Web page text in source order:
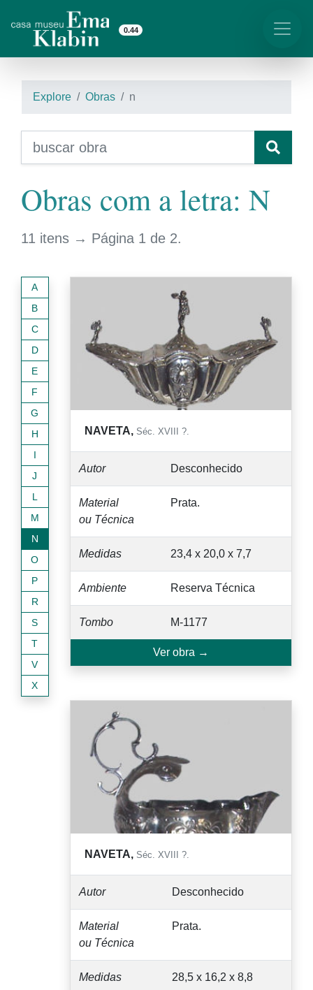
0.44
Explore Obras n
Obras com a letra: N
11 itens → Página 1 de 2.
A
B
C
D
E
F
G
H
I
J
L
M
N
O
P
R
S
T
V
X
NAVETA, Séc. XVIII ?.
Autor Desconhecido
Material
ou Técnica
Prata.
Medidas 23,4 x 20,0 x 7,7
Ambiente Reserva Técnica
Tombo M-1177
Ver obra →
NAVETA, Séc. XVIII ?.
Autor Desconhecido
Material
ou Técnica
Prata.
Medidas 28,5 x 16,2 x 8,8